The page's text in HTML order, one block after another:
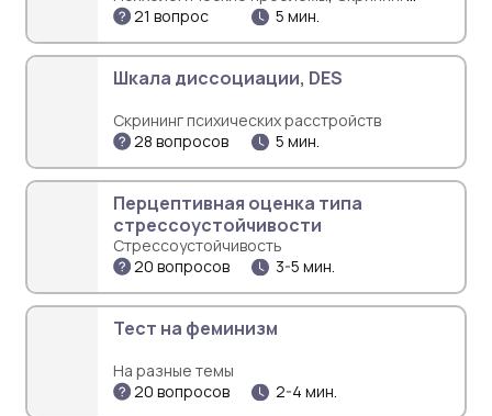
психических расстройств,Шизофрения
21 вопрос 5 мин.
Шкала диссоциации, DES
Скрининг психических расстройств
28 вопросов
5 мин.
Перцептивная оценка типа
стрессоустойчивости
Стрессоустойчивость
20 вопросов
3-5 мин.
Тест на феминизм
На разные темы
20 вопросов
2-4 мин.